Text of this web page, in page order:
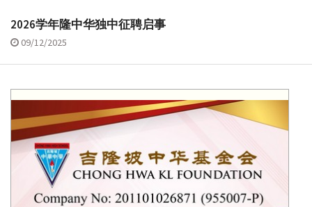
2026学年隆中华独中征聘启事
09/12/2025